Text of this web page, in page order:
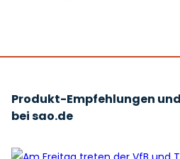
Produkt-Empfehlungen
bei sao.de